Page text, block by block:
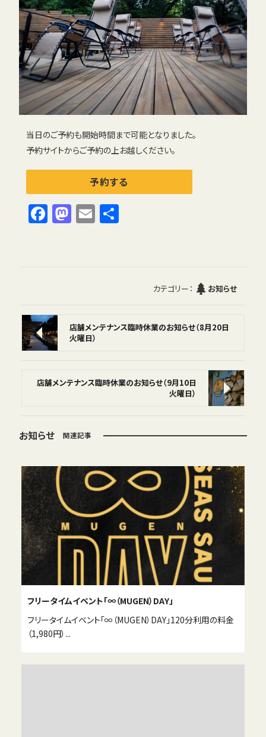
当日のご予約も開始時間まで可能となりました。
予約サイトからご予約の上お越しください。
予約する
F
a
o
o
k
M
a
n
E
m
共
カテゴリー： お知らせ
店舗メンテナンス臨時休業のお知らせ（8月20日
火曜日）
店舗メンテナンス臨時休業のお知らせ（9月10日
火曜日）
お知らせ 関連記事
フリータイムイベント「∞（MUGEN）DAY」
フリータイムイベント「∞（MUGEN）DAY」120分利用の料金
（1,980円）...